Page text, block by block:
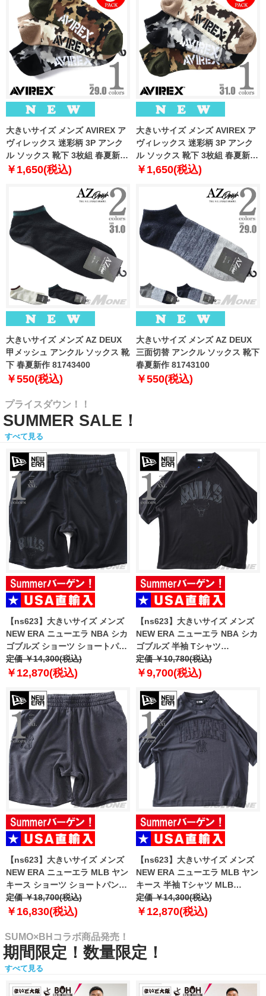
大きいサイズ メンズ AVIREX ア
ヴィレックス 迷彩柄 3P アンク
ル ソックス 靴下 3枚組 春夏新作
81713400
￥1,650(税込)
大きいサイズ メンズ AVIREX ア
ヴィレックス 迷彩柄 3P アンク
ル ソックス 靴下 3枚組 春夏新作
81713500
￥1,650(税込)
大きいサイズ メンズ AZ DEUX
甲メッシュ アンクル ソックス 靴
下 春夏新作 81743400
￥550(税込)
大きいサイズ メンズ AZ DEUX
三面切替 アンクル ソックス 靴下
春夏新作 81743100
￥550(税込)
プライスダウン！！
SUMMER SALE！
すべて見る
【ns623】大きいサイズ メンズ
NEW ERA ニューエラ NBA シカ
ゴブルズ ショーツ ショートパン
ツ ハーフパンツ NBA CHICAGO
BULLS BLACK SHORTS USA直
定価 ￥14,300(税込)
￥12,870(税込)
【ns623】大きいサイズ メンズ
NEW ERA ニューエラ NBA シカ
ゴブルズ 半袖 Tシャツ
CHICAGO BULLS NBA BLACK
OVERSIZED T-SHIRT USA直輸
定価 ￥10,780(税込)
￥9,700(税込)
【ns623】大きいサイズ メンズ
NEW ERA ニューエラ MLB ヤン
キース ショーツ ショートパンツ
ハーフパンツ MLB WASHED
NEW YORK YANKEES T-SHIRT
定価 ￥18,700(税込)
￥16,830(税込)
【ns623】大きいサイズ メンズ
NEW ERA ニューエラ MLB ヤン
キース 半袖 Tシャツ MLB
WASHED NEW YORK YANKEES
T-SHIRT USA直輸入 60771645
定価 ￥14,300(税込)
￥12,870(税込)
SUMO×BHコラボ商品発売！
期間限定！数量限定！
すべて見る